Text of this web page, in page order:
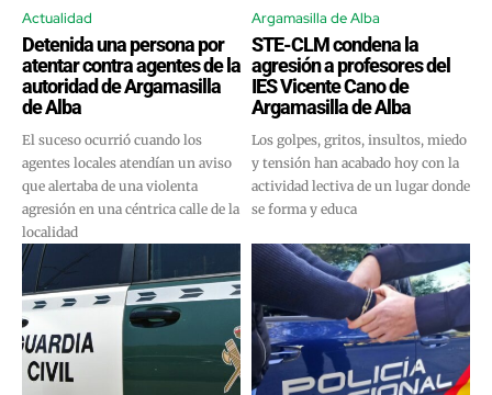
Actualidad
Detenida una persona por
atentar contra agentes de la
autoridad de Argamasilla
de Alba
El suceso ocurrió cuando los
agentes locales atendían un aviso
que alertaba de una violenta
agresión en una céntrica calle de la
localidad
Argamasilla de Alba
STE-CLM condena la
agresión a profesores del
IES Vicente Cano de
Argamasilla de Alba
Los golpes, gritos, insultos, miedo
y tensión han acabado hoy con la
actividad lectiva de un lugar donde
se forma y educa